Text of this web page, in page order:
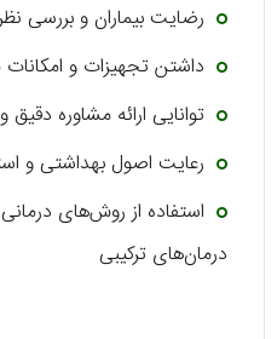
رضایت بیماران و بررسی
داشتن تجهیزات و
توانایی ارائه مشاوره
رعایت اصول بهداشتی و
استفاده از روش‌های درمانی
درمان‌های ترکیبی